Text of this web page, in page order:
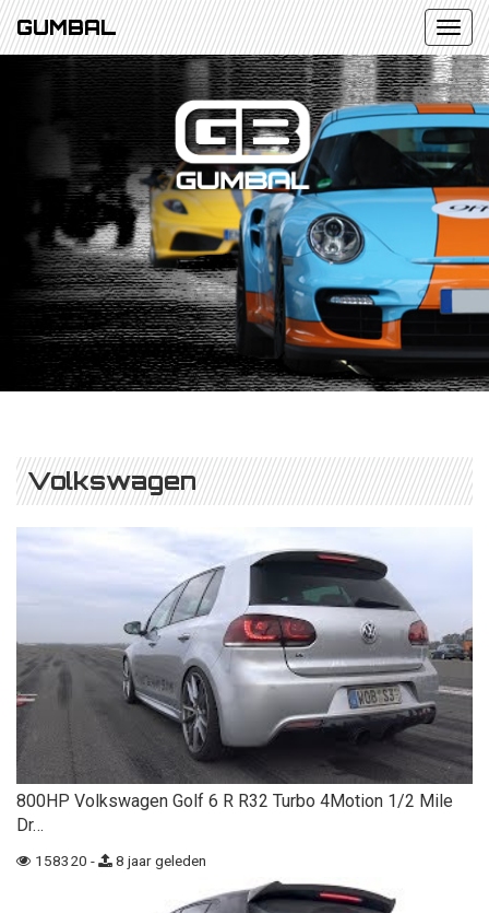
GUMBAL
Volkswagen
800HP Volkswagen Golf 6 R R32 Turbo 4Motion 1/2 Mile
Dr…
158320 - 8 jaar geleden